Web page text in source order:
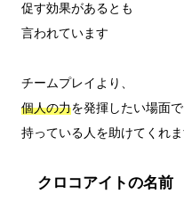
促す効果があるとも
言われています
個人の力を発揮したい場面で
クロコアイトの名前